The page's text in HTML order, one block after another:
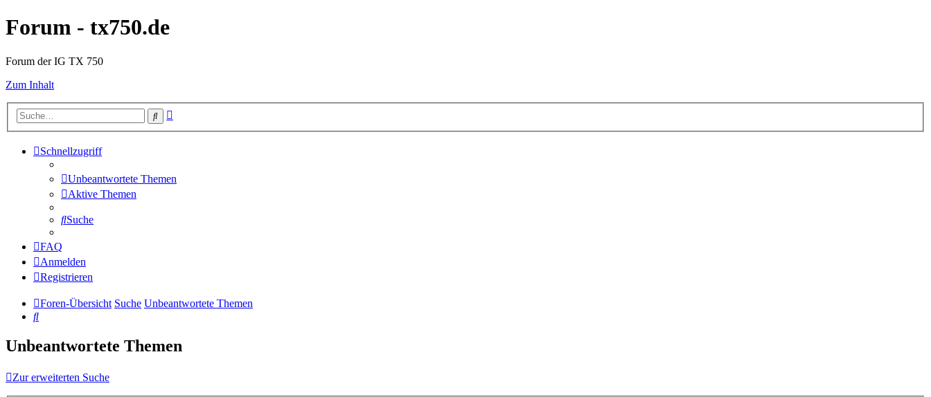
Forum - tx750.de
Forum der IG TX 750
Zum Inhalt
Suche
Schnellzugriff
Unbeantwortete Themen
Aktive Themen
Suche
FAQ
Anmelden
Registrieren
Foren-Übersicht Suche Unbeantwortete Themen
Suche
Unbeantwortete Themen
Zur erweiterten Suche